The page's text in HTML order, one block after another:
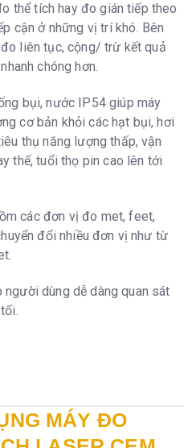
thể tích hay đo gián tiếp theo
cận ở những vị trí khó. Bên
liên tục, cộng/ trừ kết quả
chóng hơn.
bụi, nước IP54 giúp máy
cơ bản khỏi các hạt bụi, hơi
thụ năng lượng thấp, vận
thế, tuổi thọ pin cao lên tới
các đơn vị đo met, feet,
đổi nhiều đơn vị như từ
người dùng dễ dàng quan sát
MÁY ĐO